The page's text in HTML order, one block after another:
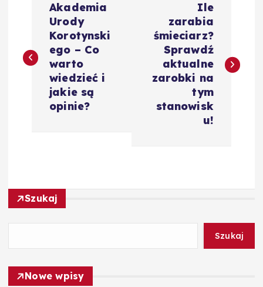
w
j
a
w
Akademia
Urody
Korotynski
ego – Co
warto
wiedzieć i
jakie są
opinie?
Ile
zarabia
śmieciarz?
Sprawdź
aktualne
zarobki na
tym
stanowisk
u!
Szukaj
Szukaj
Nowe wpisy